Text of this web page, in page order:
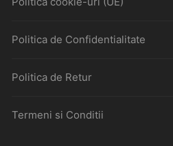
Politica de Confidentialitate
Politica de Retur
Termeni si Conditii